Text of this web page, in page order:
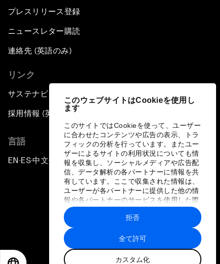
このウェブサイトはCookieを使用し
ます
このサイトではCookieを使って、ユーザー
に合わせたコンテンツや広告の表示、トラ
フィックの分析を行っています。またユー
ザーによるサイトの利用状況についても情
報を収集し、ソーシャルメディアや広告配
信、データ解析の各パートナーに情報を共
有しています。ここで収集された情報は、
ユーザーが各パートナーに提供した他の情
報や各パートナーのサービスを使用した際
に収集された情報と組み合わされ、各パー
トナーによって使用されることがありま
す。
全て許可
カスタム化
拒否
プレスリリース登録
ニュースレター購読
連絡先 (英語のみ)
リンク
サステナビリティへの取り組み
採用情報 (英語のみ)
言語
EN ▪ES▪中文▪ 日本語
プライバシーポリシーと利用規約
サイトマップ